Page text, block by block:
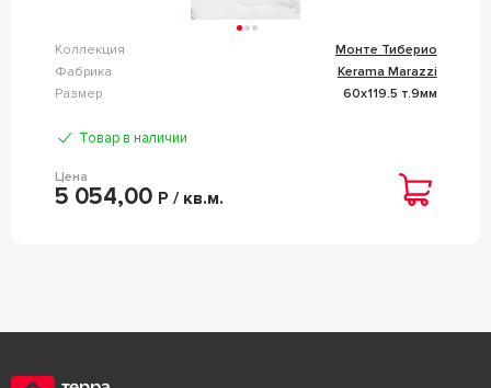
Коллекция
Монте Тиберио
Фабрика
Kerama Marazzi
Размер
60x119.5 т.9мм
Товар в наличии
Цена
5 054,00 Р / кв.м.